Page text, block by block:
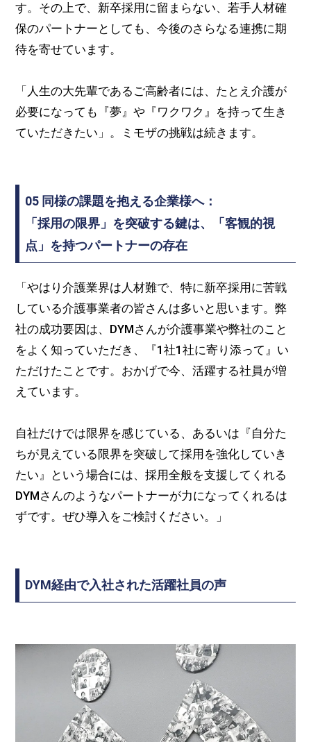
す。その上で、新卒採用に留まらない、若手人材確
保のパートナーとしても、今後のさらなる連携に期
待を寄せています。
「人生の大先輩であるご高齢者には、たとえ介護が
必要になっても『夢』や『ワクワク』を持って生き
ていただきたい」。ミモザの挑戦は続きます。
05 同様の課題を抱える企業様へ：
「採用の限界」を突破する鍵は、「客観的視
点」を持つパートナーの存在
「やはり介護業界は人材難で、特に新卒採用に苦戦
している介護事業者の皆さんは多いと思います。弊
社の成功要因は、DYMさんが介護事業や弊社のこと
をよく知っていただき、『1社1社に寄り添って』い
ただけたことです。おかげで今、活躍する社員が増
えています。
自社だけでは限界を感じている、あるいは『自分た
ちが見えている限界を突破して採用を強化していき
たい』という場合には、採用全般を支援してくれる
DYMさんのようなパートナーが力になってくれるは
ずです。ぜひ導入をご検討ください。」
DYM経由で入社された活躍社員の声